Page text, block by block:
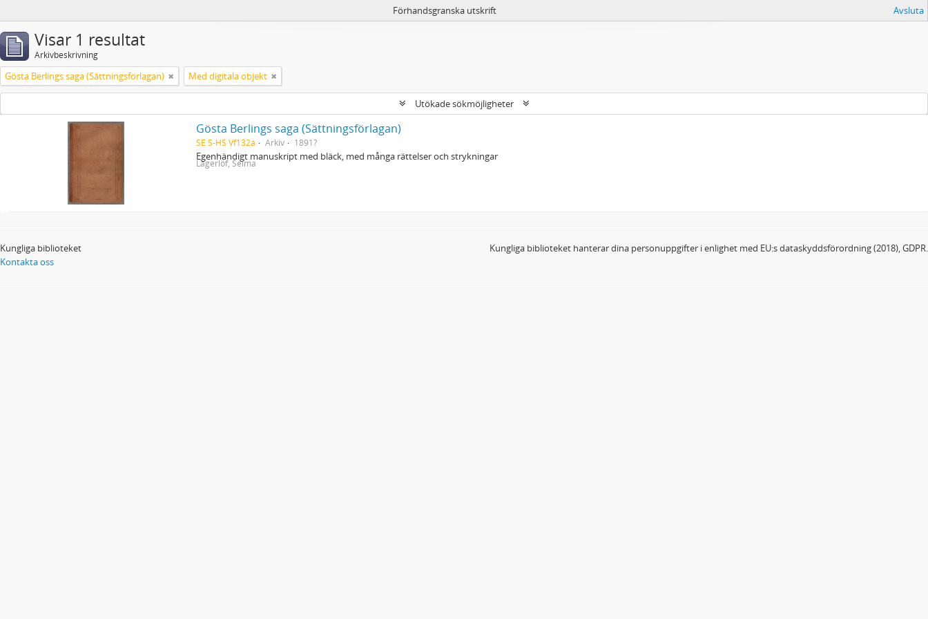
Förhandsgranska utskrift Avsluta
Visar 1 resultat
Arkivbeskrivning
Gösta Berlings saga (Sättningsförlagan) Med digitala objekt
Utökade sökmöjligheter
Gösta Berlings saga (Sättningsförlagan)
SE S-HS Vf132a Arkiv 1891?
Egenhändigt manuskript med bläck, med många rättelser och strykningar
Lagerlöf, Selma
Kungliga biblioteket
Kontakta oss
Kungliga biblioteket hanterar dina personuppgifter i enlighet med EU:s dataskyddsförordning (2018), GDPR.